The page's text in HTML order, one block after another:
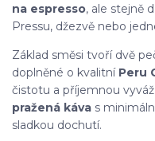
na espresso, ale stejně
Pressu, džezvě nebo
Základ směsi tvoří dvě
doplněné o kvalitní Peru
čistotu a příjemnou
pražená káva s
sladkou dochutí.